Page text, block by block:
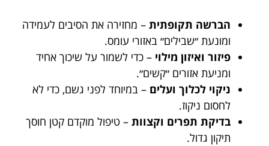
הברשה תקופתית – מחזירה את הסיבים לעמידה
ומונעת ״שבילים״ באזורי עומס.
פיזור ואיזון מילוי – כדי לשמור על שיכוך אחיד
ומניעת אזורים ״קשים״.
ניקוי לכלוך ועלים – במיוחד לפני גשם, כדי לא
לחסום ניקוז.
בדיקת תפרים וקצוות – טיפול מוקדם קטן חוסך
תיקון גדול.